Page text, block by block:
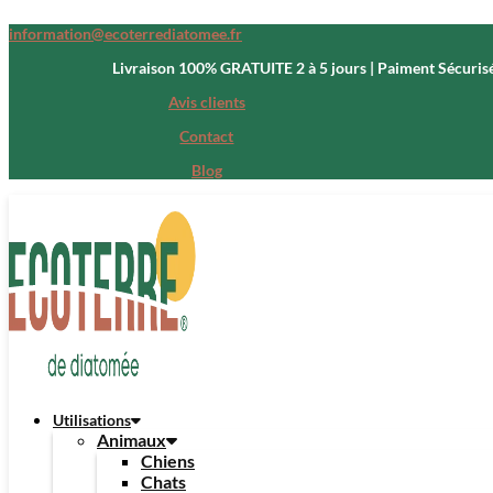
information@ecoterrediatomee.fr
Livraison 100% GRATUITE 2 à 5 jours | Paiment
Avis clients
Contact
Blog
Utilisations
Animaux
Chiens
Chats